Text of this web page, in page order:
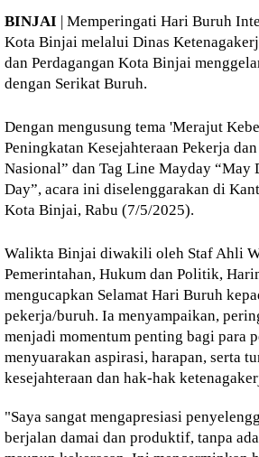
BINJAI | Memperingati Hari Buruh
Kota Binjai melalui Dinas
dan Perdagangan Kota Binjai
dengan Serikat Buruh.
Dengan mengusung tema 'Merajut
Peningkatan Kesejahteraan Pekerja
Nasional” dan Tag Line Mayday “May
Day”, acara ini diselenggarakan di
Kota Binjai, Rabu (7/5/2025).
Walikta Binjai diwakili oleh Staf Ahli
Pemerintahan, Hukum dan Politik,
mengucapkan Selamat Hari Buruh
pekerja/buruh. Ia menyampaikan,
menjadi momentum penting bagi para
menyuarakan aspirasi, harapan, serta
kesejahteraan dan hak-hak
"Saya sangat mengapresiasi
berjalan damai dan produktif, tanpa